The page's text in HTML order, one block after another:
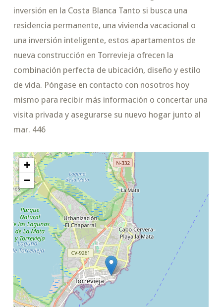
inversión en la Costa Blanca Tanto si busca una
residencia permanente, una vivienda vacacional o
una inversión inteligente, estos apartamentos de
nueva construcción en Torrevieja ofrecen la
combinación perfecta de ubicación, diseño y estilo
de vida. Póngase en contacto con nosotros hoy
mismo para recibir más información o concertar una
visita privada y asegurarse su nuevo hogar junto al
mar. 446
+
−